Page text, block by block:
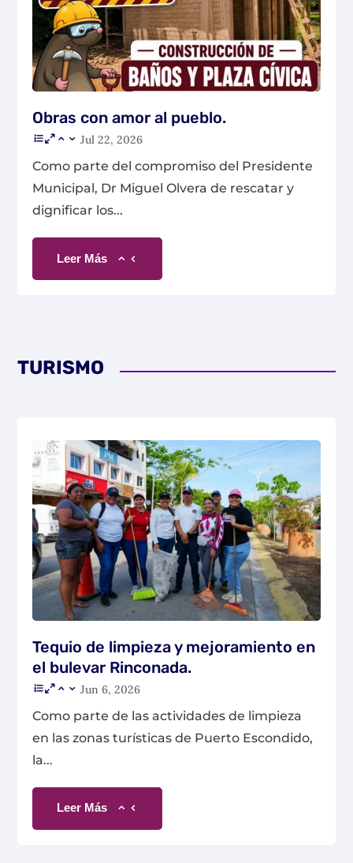
Obras con amor al pueblo.
Jul 22, 2026
Como parte del compromiso del Presidente
Municipal, Dr Miguel Olvera de rescatar y
dignificar los...
Leer Más
TURISMO
Tequio de limpieza y mejoramiento en
el bulevar Rinconada.
Jun 6, 2026
Como parte de las actividades de limpieza
en las zonas turísticas de Puerto Escondido,
la...
Leer Más